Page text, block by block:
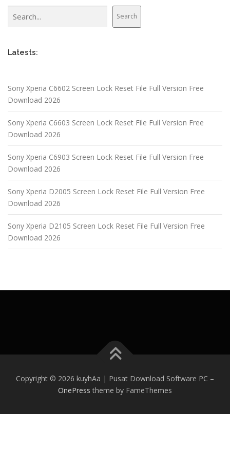
Search
Latests:
Sony Xperia C6602 Screen Lock Reset File Full Version Free
Download 2026
Sony Xperia C6603 Screen Lock Reset File Full Version Free
Download 2026
Sony Xperia C6903 Screen Lock Reset File Full Version Free
Download 2026
Sony Xperia D2005 Screen Lock Reset File Full Version Free
Download 2026
Sony Xperia D2105 Screen Lock Reset File Full Version Free
Download 2026
Copyright © 2026 kuyhAa | Pusat Download Software PC –
OnePress theme by FameThemes